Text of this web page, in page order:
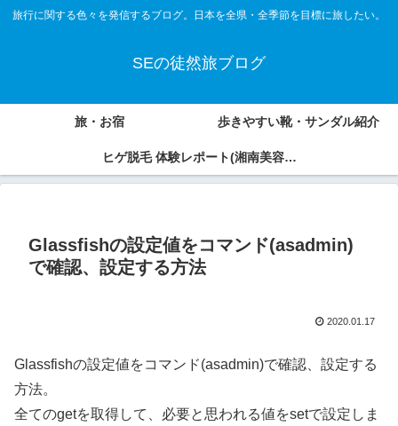
旅行に関する色々を発信するブログ。日本を全県・全季節を目標に旅したい。
SEの徒然旅ブログ
旅・お宿 歩きやすい靴・サンダル紹介
ヒゲ脱毛 体験レポート(湘南美容外
Glassfishの設定値をコマンド(asadmin)
で確認、設定する方法
2020.01.17
Glassfishの設定値をコマンド(asadmin)で確認、設定する
方法。
全てのgetを取得して、必要と思われる値をsetで設定しま